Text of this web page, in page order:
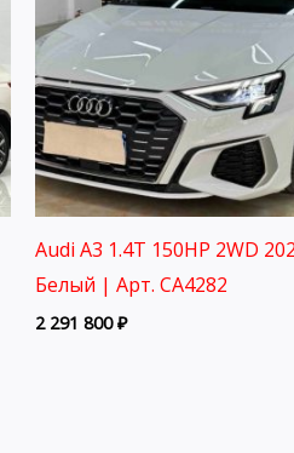
Audi A3 1.4T 150HP 2WD
Белый | Арт. CA4282
2 291 800₽